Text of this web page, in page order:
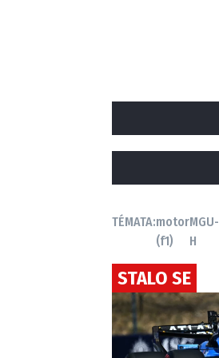
TÉMATA:motor
(f1)
MGU-
H
STALO SE